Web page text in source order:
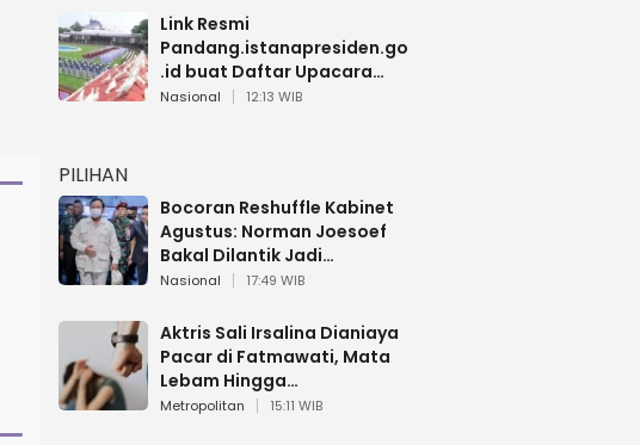
Link Resmi
Pandang.istanapresiden.go
.id buat Daftar Upacara
Bendera HUT RI di Istana
Nasional 12:13 WIB
PILIHAN
Bocoran Reshuffle Kabinet
Agustus: Norman Joesoef
Bakal Dilantik Jadi
Wamenhan RI
Nasional 17:49 WIB
Aktris Sali Irsalina Dianiaya
Pacar di Fatmawati, Mata
Lebam Hingga
Diselamatkan Polantas
Metropolitan 15:11 WIB